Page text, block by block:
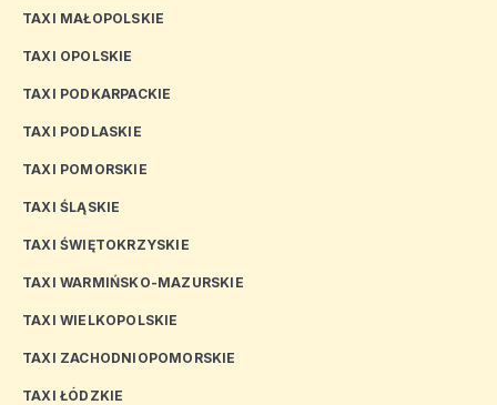
TAXI MAŁOPOLSKIE
TAXI OPOLSKIE
TAXI PODKARPACKIE
TAXI PODLASKIE
TAXI POMORSKIE
TAXI ŚLĄSKIE
TAXI ŚWIĘTOKRZYSKIE
TAXI WARMIŃSKO-MAZURSKIE
TAXI WIELKOPOLSKIE
TAXI ZACHODNIOPOMORSKIE
TAXI ŁÓDZKIE